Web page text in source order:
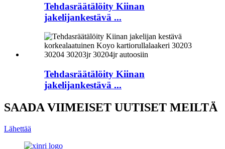
Tehdasräätälöity Kiinan
jakelijankestävä ...
Tehdasräätälöity Kiinan
jakelijankestävä ...
SAADA VIIMEISET UUTISET MEILTÄ
Lähettää